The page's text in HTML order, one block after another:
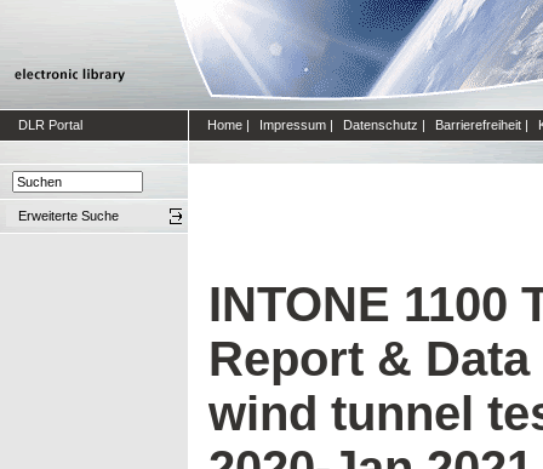
DLR Portal Home | Impressum | Datenschutz | Barrierefreiheit |
Erweiterte Suche
INTONE 1100
Report &
wind tunnel